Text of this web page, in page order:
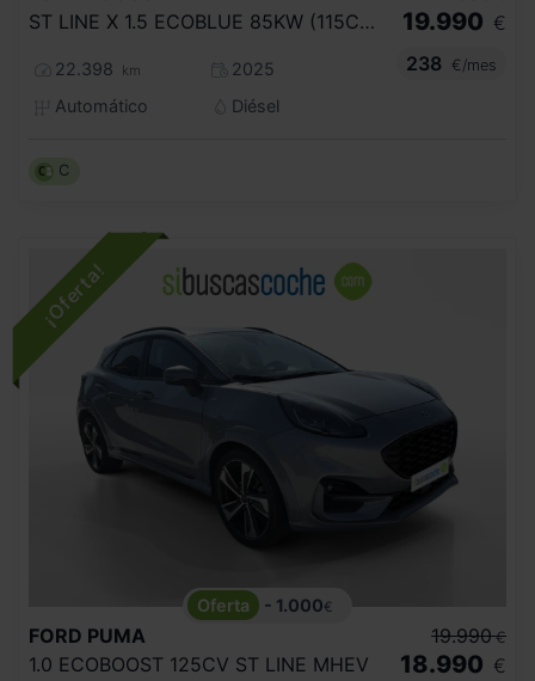
ST LINE X 1.5 ECOBLUE 85KW (115CV) AUTO
22.398 km
2025
Automático
Diésel
19.990 €
238
€/mes
C
- 1.000€
FORD PUMA
1.0 ECOBOOST 125CV ST LINE MHEV
19.990 €
18.990 €